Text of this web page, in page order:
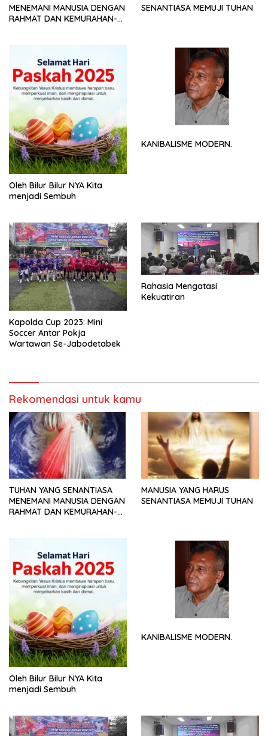
MENEMANI MANUSIA DENGAN
RAHMAT DAN KEMURAHAN-
SENANTIASA MEMUJI TUHAN
Oleh Bilur Bilur NYA Kita
menjadi Sembuh
KANIBALISME MODERN.
Kapolda Cup 2023: Mini
Soccer Antar Pokja
Wartawan Se-Jabodetabek
Rahasia Mengatasi
Kekuatiran
Rekomendasi untuk kamu
TUHAN YANG SENANTIASA
MENEMANI MANUSIA DENGAN
RAHMAT DAN KEMURAHAN-
MANUSIA YANG HARUS
SENANTIASA MEMUJI TUHAN
Oleh Bilur Bilur NYA Kita
menjadi Sembuh
KANIBALISME MODERN.